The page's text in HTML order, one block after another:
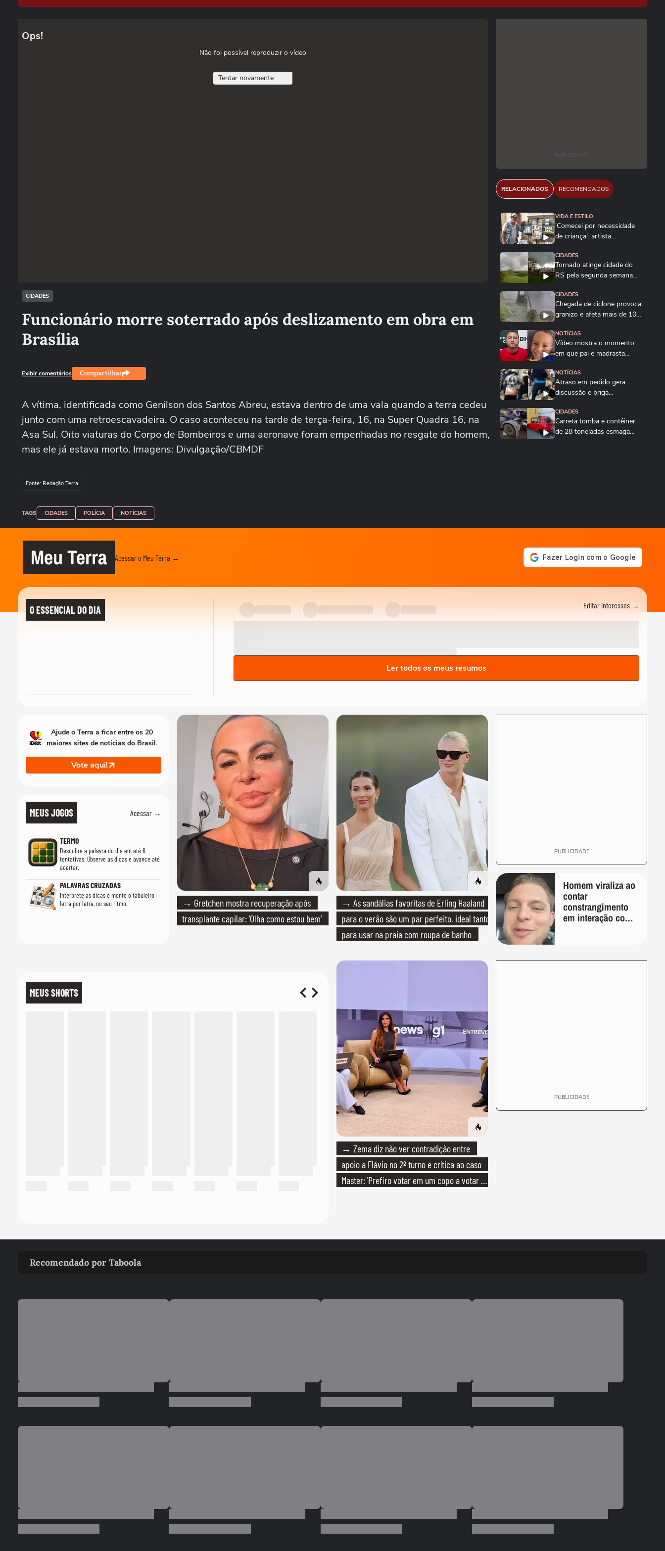
Ops!
Não foi possível reproduzir o vídeo
Tentar novamente
CIDADES
Funcionário morre soterrado após deslizamento em obra em
Brasília
Exibir comentários Compartilhar
A vítima, identificada como Genilson dos Santos Abreu, estava dentro de uma vala quando a terra cedeu
junto com uma retroescavadeira. O caso aconteceu na tarde de terça-feira, 16, na Super Quadra 16, na
Asa Sul. Oito viaturas do Corpo de Bombeiros e uma aeronave foram empenhadas no resgate do homem,
mas ele já estava morto. Imagens: Divulgação/CBMDF
Fonte: Redação Terra
TAGS CIDADES POLÍCIA NOTÍCIAS
PUBLICIDADE
RELACIONADOS RECOMENDADOS
VIDA E ESTILO
'Comecei por necessidade
de criança': artista
CIDADES
Tornado atinge cidade do
RS pela segunda semana
CIDADES
Chegada de ciclone provoca
granizo e afeta mais de 100
NOTÍCIAS
Vídeo mostra o momento
em que pai e madrasta
NOTÍCIAS
Atraso em pedido gera
discussão e briga
CIDADES
Carreta tomba e contêiner
de 28 toneladas esmaga
CIDADES
jornais após homem colocar
fogo em...
CIDADES
boliviano após fuga de
Ciclone extratropical coloca
100 km/h em...
Meu Terra Acessar o Meu Terra →
O ESSENCIAL DO DIA Editar interesses →
Ler todos os meus resumos
MEUS JOGOS Acessar →
TERMO
Descubra a palavra do dia em até 6
tentativas. Observe as dicas e avance até
acertar.
PALAVRAS CRUZADAS
Interprete as dicas e monte o tabuleiro
letra por letra, no seu ritmo.
→ Gretchen mostra recuperação após
transplante capilar: 'Olha como estou bem'
→ As sandálias favoritas de Erling Haaland
para o verão são um par perfeito, ideal tanto
para usar na praia com roupa de banho
PUBLICIDADE
→ Zema diz não ver contradição entre
apoio a Flávio no 2º turno e crítica ao caso
Master: 'Prefiro votar em um copo a votar no
Homem viraliza ao
contar
constrangimento
em interação com
MEUS SHORTS
PUBLICIDADE
Ajude o Terra a ficar entre os 20
maiores sites de notícias do Brasil.
Vote aqui!
Recomendado por Taboola